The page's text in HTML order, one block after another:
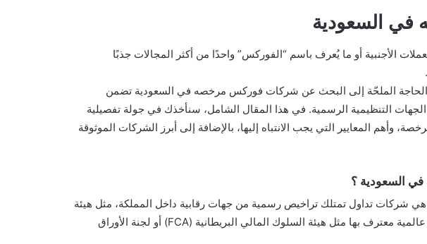
السعودية
الأجنبية أو ما يُعرف باسم “الفوركس” واحدًا من أكثر المجالات جذبًا
الحاجة الملحّة إلى البحث عن شركات فوركس مرخصه في السعودية تضمن
الجهات التنظيمية الرسمية. في هذا المقال الشامل، سنأخذك في جولة تفصيلية
المعايير التي يجب الانتباه إليها، بالإضافة إلى أبرز الشركات الموثوقة
السعودية ؟
شركات تداول تمتلك تراخيص رسمية من جهات رقابية داخل المملكة، مثل هيئة
السوق المالية (CMA)، أو من هيئات مالية عالمية معترف بها مثل هيئة السلوك المالي البريطانية (FCA) أو لجنة الأوراق